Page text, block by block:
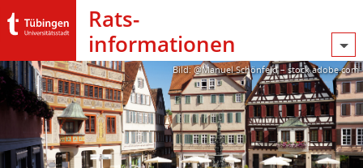
Rats­
informationen
Bild: @Manuel Schönfeld – stock.adobe.com